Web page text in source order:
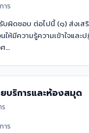
าร
บผิดชอบ ต่อไปนี้ (๑) ส่งเส
ห้มีความรู้ความเข้าใจและ
...
บริการและห้องสมุด
าร